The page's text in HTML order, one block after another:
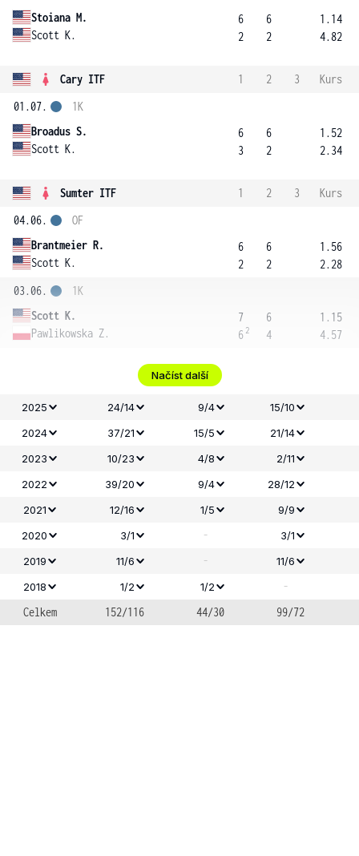
Stoiana M.
Scott K.
6
2
6
2
1.14
4.82
Cary ITF 1 2 3
Kurs
01.07.
Broadus S.
Scott K.
1K
6
3
6
2
1.52
2.34
Sumter ITF 1 2 3
Kurs
04.06.
Brantmeier R.
Scott K.
OF
6
2
6
2
1.56
2.28
03.06.
Scott K.
Pawlikowska Z.
1K
7
6 2
6
4
1.15
4.57
Načíst další
2025 24/14 9/4
15/10
2024
37/21 15/5
21/14
2023
10/23 4/8
2/11
2022
39/20 9/4 28/12
2021
12/16 1/5 9/9
2020
3/1 -
3/1
2019
11/6 -
11/6
2018
1/2 1/2
-
Celkem
152/116 44/30 99/72